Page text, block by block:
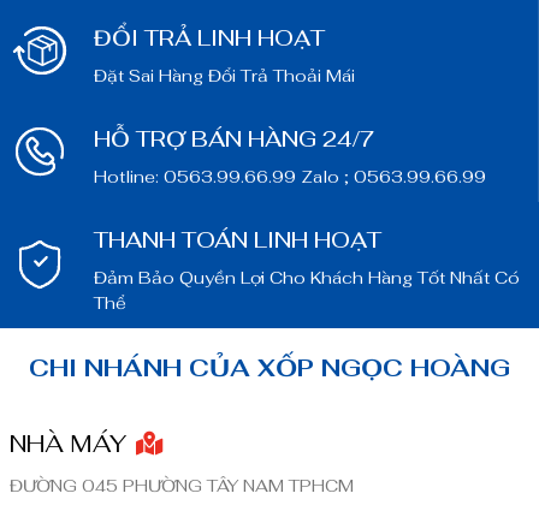
ĐỔI TRẢ LINH HOẠT
Đặt Sai Hàng Đổi Trả Thoải Mái
HỖ TRỢ BÁN HÀNG 24/7
Hotline: 0563.99.66.99 Zalo ; 0563.99.66.99
THANH TOÁN LINH HOẠT
Đảm Bảo Quyền Lợi Cho Khách Hàng Tốt Nhất Có
Thể
CHI NHÁNH CỦA XỐP NGỌC HOÀNG
NHÀ MÁY
ĐƯỜNG 045 PHƯỜNG TÂY NAM TPHCM